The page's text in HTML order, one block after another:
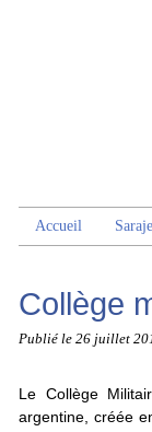
Accueil
Collège
Publié le 26 juillet
Le Collège
argentine, créée